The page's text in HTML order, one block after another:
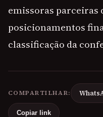
emissoras parceiras
posicionamentos
classificação da
COMPARTILHAR:
Copiar link